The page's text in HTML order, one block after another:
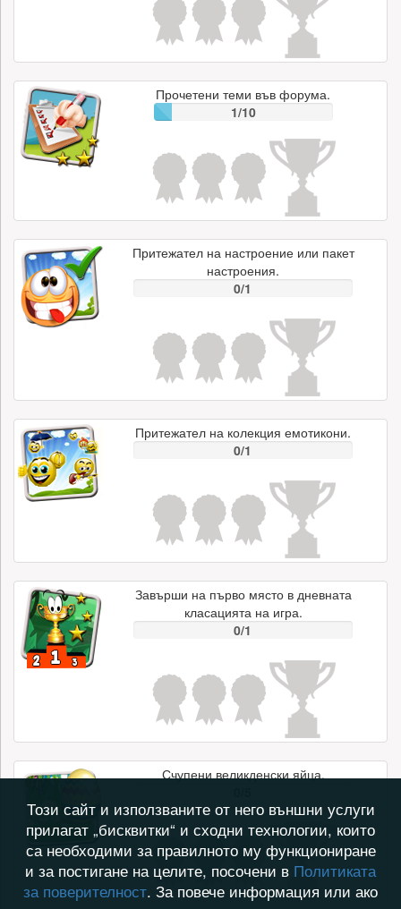
Прочетени теми във форума.
1/10
Притежател на настроение или пакет
настроения.
0/1
Притежател на колекция емотикони.
0/1
Завърши на първо място в дневната
класацията на игра.
0/1
Счупени великденски яйца.
Този сайт и използваните от него външни услуги
прилагат „бисквитки“ и сходни технологии, които
са необходими за правилното му функциониране
и за постигане на целите, посочени в Политиката
за поверителност. За повече информация или ако